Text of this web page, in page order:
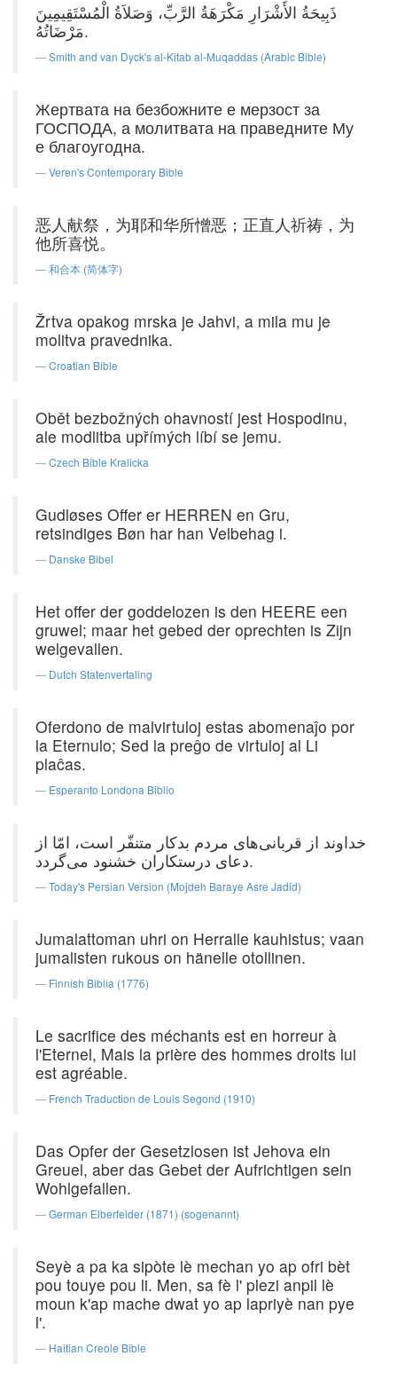
ذَبِيحَةُ الأَشْرَارِ مَكْرَهَةُ الرَّبِّ، وَصَلاَةُ الْمُسْتَقِيمِينَ
مَرْضَاتُهُ.
Smith and van Dyck's al-Kitab al-Muqaddas (Arabic Bible)
Жертвата на безбожните е мерзост за
ГОСПОДА, а молитвата на праведните Му
е благоугодна.
Veren's Contemporary Bible
恶人献祭，为耶和华所憎恶；正直人祈祷，为
他所喜悦。
和合本 (简体字)
Žrtva opakog mrska je Jahvi, a mila mu je
molitva pravednika.
Croatian Bible
Obět bezbožných ohavností jest Hospodinu,
ale modlitba upřímých líbí se jemu.
Czech Bible Kralicka
Gudløses Offer er HERREN en Gru,
retsindiges Bøn har han Velbehag i.
Danske Bibel
Het offer der goddelozen is den HEERE een
gruwel; maar het gebed der oprechten is Zijn
welgevallen.
Dutch Statenvertaling
Oferdono de malvirtuloj estas abomenaĵo por
la Eternulo; Sed la preĝo de virtuloj al Li
plaĉas.
Esperanto Londona Biblio
خداوند از قربانی‌های مردم بدکار متنفّر است، امّا از
دعای درستکاران خشنود می‌گردد.
Today's Persian Version (Mojdeh Baraye Asre Jadid)
Jumalattoman uhri on Herralle kauhistus; vaan
jumalisten rukous on hänelle otollinen.
Finnish Biblia (1776)
Le sacrifice des méchants est en horreur à
l'Eternel, Mais la prière des hommes droits lui
est agréable.
French Traduction de Louis Segond (1910)
Das Opfer der Gesetzlosen ist Jehova ein
Greuel, aber das Gebet der Aufrichtigen sein
Wohlgefallen.
German Elberfelder (1871) (sogenannt)
Seyè a pa ka sipòte lè mechan yo ap ofri bèt
pou touye pou li. Men, sa fè l' plezi anpil lè
moun k'ap mache dwat yo ap lapriyè nan pye
l'.
Haitian Creole Bible